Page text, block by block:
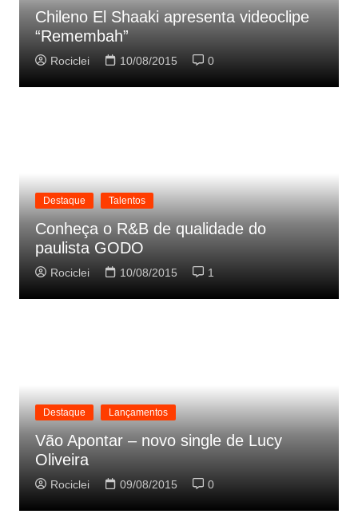
Chileno El Shaaki apresenta videoclipe
“Remembah”
Rociclei 10/08/2015 0
Destaque Talentos
Conheça o R&B de qualidade do
paulista GODO
Rociclei 10/08/2015 1
Destaque Lançamentos
Vão Apontar – novo single de Lucy
Oliveira
Rociclei 09/08/2015 0